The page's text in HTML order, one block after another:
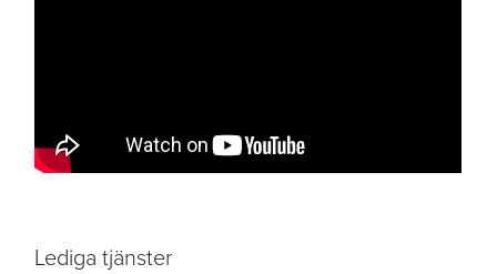
Lediga tjänster